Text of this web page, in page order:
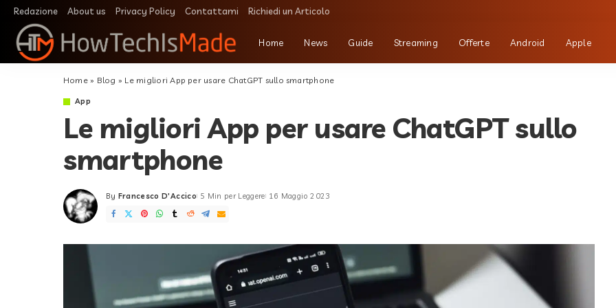
Redazione About us Privacy Policy Contattami Richiedi un Articolo
Home News Guide Streaming Offerte Android Apple
Home» Blog » Le migliori App per usare ChatGPT sullo smartphone
App
Le migliori App per usare ChatGPT sullo
smartphone
Posted
by
By Francesco D'Accico 5 Min per Leggere 16 Maggio 2023